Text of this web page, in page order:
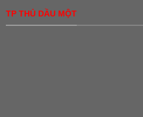
TP THỦ DẦU MỘT